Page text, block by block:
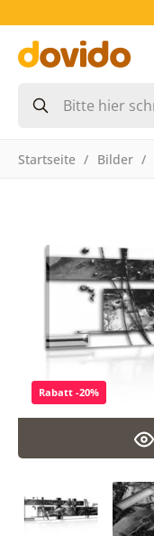
Startseite Bilder
Rabatt -20%